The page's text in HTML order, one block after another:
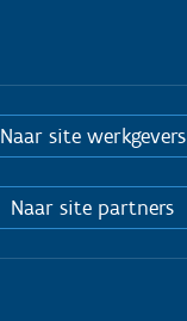
Naar site werkgevers
Naar site partners